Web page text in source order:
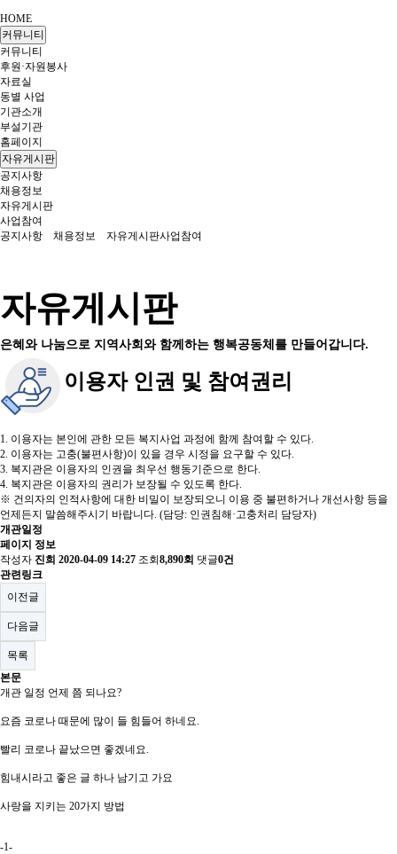
HOME
커뮤니티
커뮤니티
후원·자원봉사
자료실
동별 사업
기관소개
부설기관
홈페이지
자유게시판
공지사항
채용정보
자유게시판
사업참여
공지사항
채용정보 자유게시판사업참여
자유게시판
은혜와 나눔으로 지역사회와 함께하는 행복공동체를 만들어갑니다.
이용자 인권 및 참여권리
1. 이용자는 본인에 관한 모든 복지사업 과정에 함께 참여할 수 있다.
2. 이용자는 고충(불편사항)이 있을 경우 시정을 요구할 수 있다.
3. 복지관은 이용자의 인권을 최우선 행동기준으로 한다.
4. 복지관은 이용자의 권리가 보장될 수 있도록 한다.
※ 건의자의 인적사항에 대한 비밀이 보장되오니 이용 중 불편하거나 개선사항 등을
언제든지 말씀해주시기 바랍니다. (담당: 인권침해·고충처리 담당자)
개관일정
페이지 정보
작성자 진희 2020-04-09 14:27 조회 8,890회 댓글0건
관련링크
이전글
다음글
목록
본문
개관 일정 언제 쯤 되나요?
요즘 코로나 때문에 많이 들 힘들어 하네요.
빨리 코로나 끝났으면 좋겠네요.
힘내시라고 좋은 글 하나 남기고 가요
사랑을 지키는 20가지 방법
-1-